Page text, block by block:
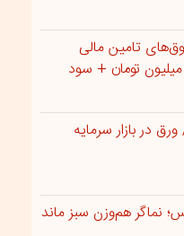
تامین مالی
خصوصی/ سرمایه‌گذاری با ۵۰۰ میلیون تومان + سود
در بازار سرمایه